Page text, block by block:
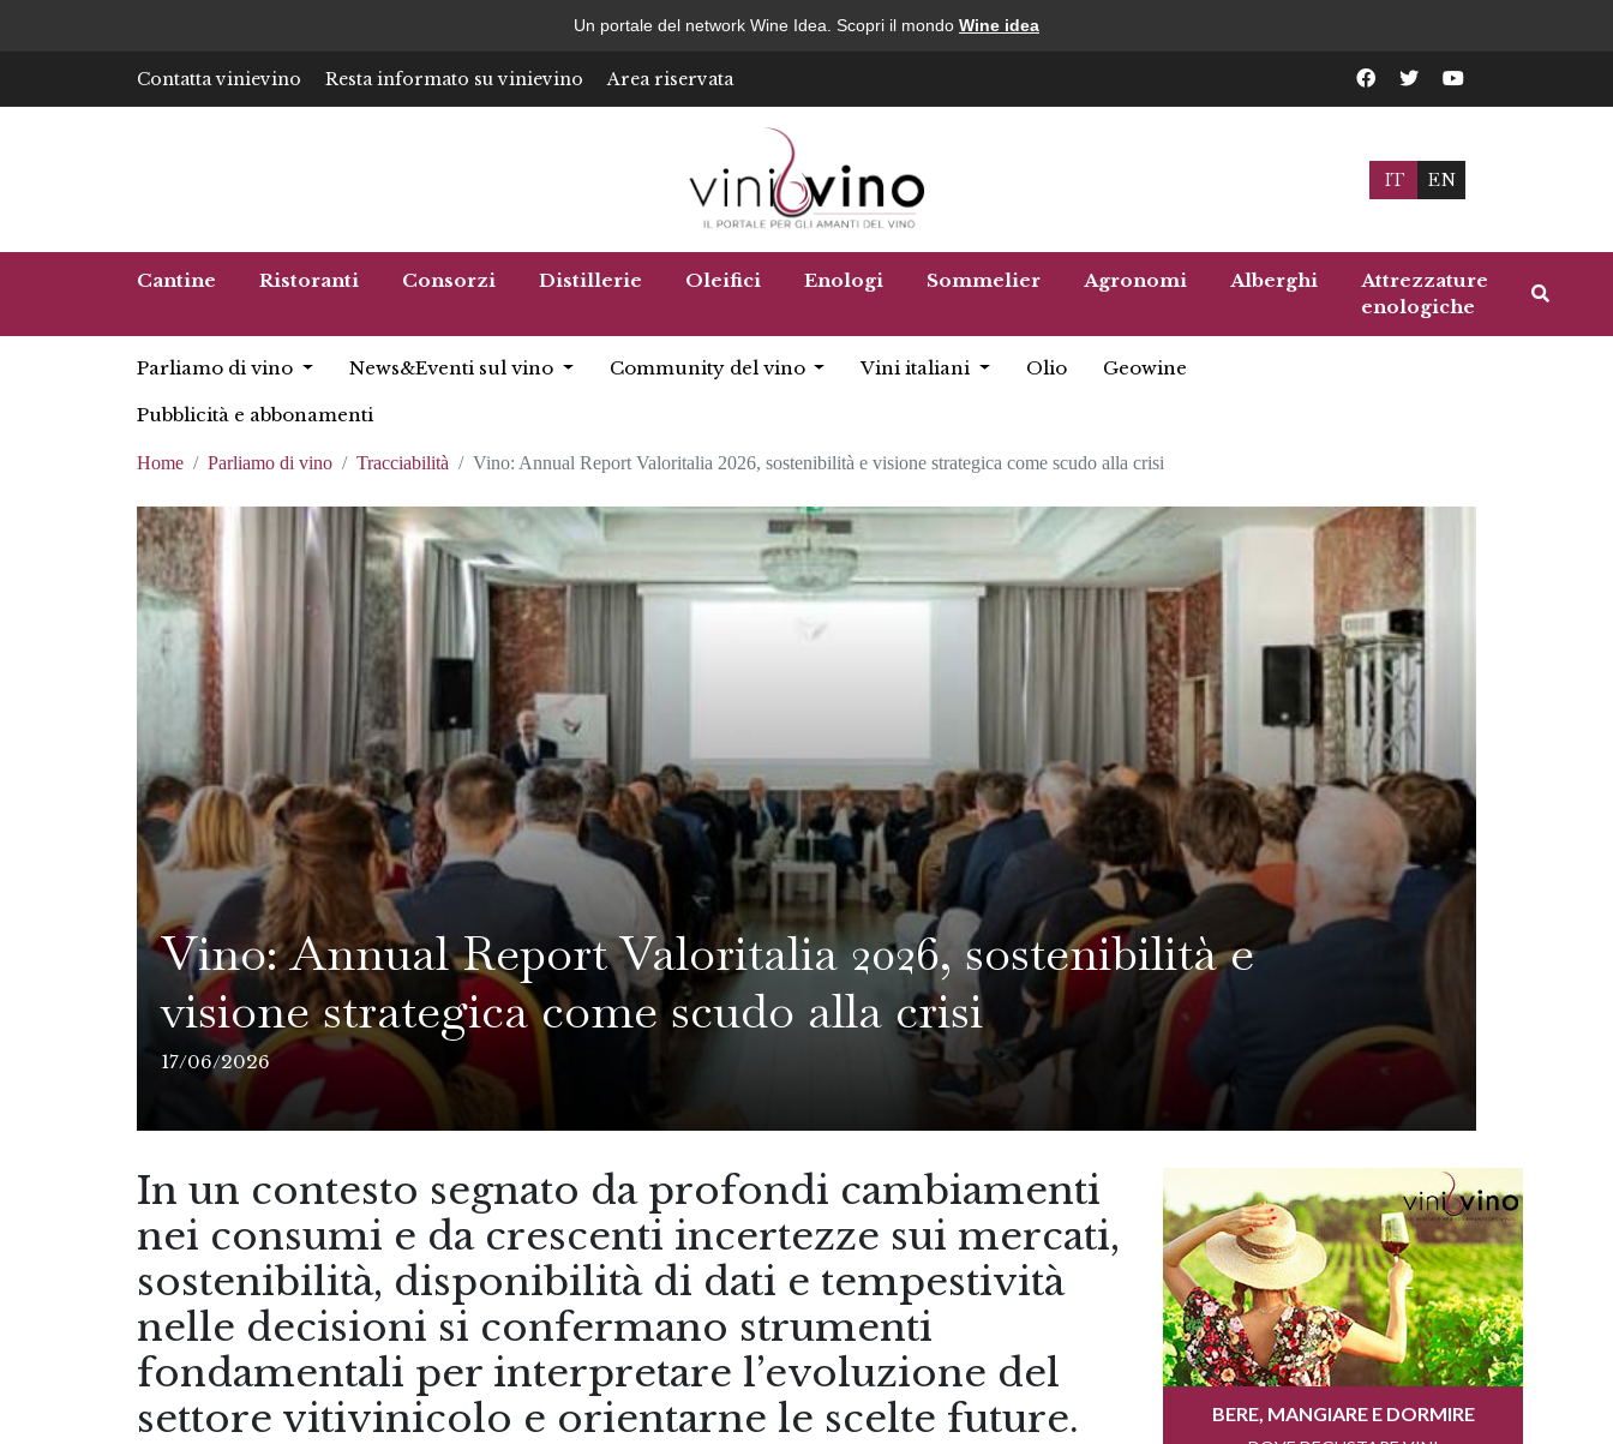
Un portale del network Wine Idea. Scopri il mondo Wine idea
Contatta vinievino Resta informato su vinievino Area riservata
IT EN
Cantine Ristoranti Consorzi Distillerie Oleifici Enologi Sommelier Agronomi Alberghi
Attrezzature
enologiche
Parliamo di vino News&Eventi sul vino Community del vino Vini italiani Olio Geowine
Pubblicità e abbonamenti
Home Parliamo di vino Tracciabilità Vino: ​Annual Report Valoritalia 2026, sostenibilità e visione strategica come scudo alla crisi
Vino: ​Annual Report Valoritalia 2026, sostenibilità e
visione strategica come scudo alla crisi
17/06/2026
In un contesto segnato da profondi cambiamenti
nei consumi e da crescenti incertezze sui mercati,
sostenibilità, disponibilità di dati e tempestività
nelle decisioni si confermano strumenti
fondamentali per interpretare l’evoluzione del
settore vitivinicolo e orientarne le scelte future.